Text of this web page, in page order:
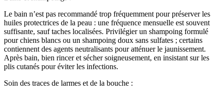
Le bain n’est pas recommandé trop fréquemment pour préserver les
huiles protectrices de la peau : une fréquence mensuelle est souvent
suffisante, sauf taches localisées. Privilégier un shampoing formulé
pour chiens blancs ou un shampoing doux sans sulfates ; certains
contiennent des agents neutralisants pour atténuer le jaunissement.
Après bain, bien rincer et sécher soigneusement, en insistant sur les
plis cutanés pour éviter les infections.
Soin des traces de larmes et de la bouche :